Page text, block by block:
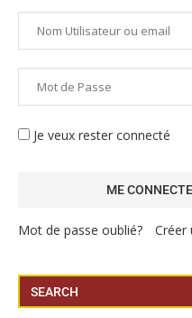
Je veux rester connecté
Mot de passe oublié? Créer
SEARCH